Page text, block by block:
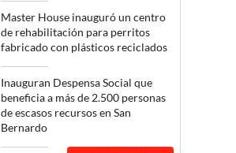
Master House inauguró un centro
de rehabilitación para perritos
fabricado con plásticos reciclados
Inauguran Despensa Social que
beneficia a más de 2.500 personas
de escasos recursos en San
Bernardo